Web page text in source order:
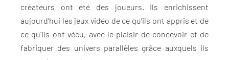
créateurs ont été des joueurs. Ils enrichissent
aujourd’hui les jeux vidéo de ce qu’ils ont appris et de
ce qu’ils ont vécu, avec le plaisir de concevoir et de
fabriquer des univers parallèles grâce auxquels ils